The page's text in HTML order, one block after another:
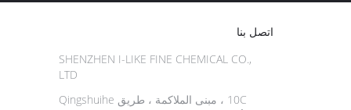
اتصل بنا
SHENZHEN I-LIKE FINE CHEMICAL CO.,
LTD
10C ، مبنى الملاكمة ، طريق Qingshuihe